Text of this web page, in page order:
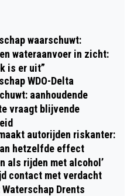
waarschuwt:
wateraanvoer in zicht:
is er uit”
WDO-Delta
aanhoudende
vraagt blijvende
autorijden riskanter:
hetzelfde effect
als rijden met alcohol’
contact met verdacht
Drents